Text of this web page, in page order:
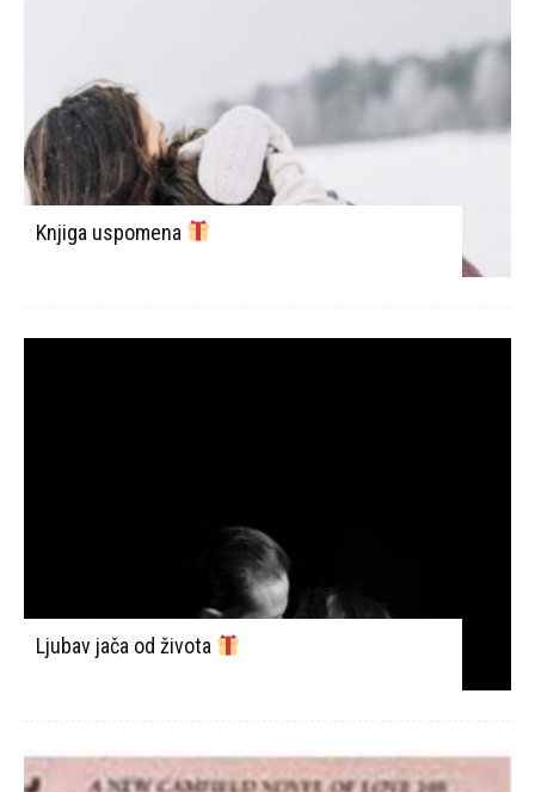
Knjiga uspomena
Ljubav jača od života